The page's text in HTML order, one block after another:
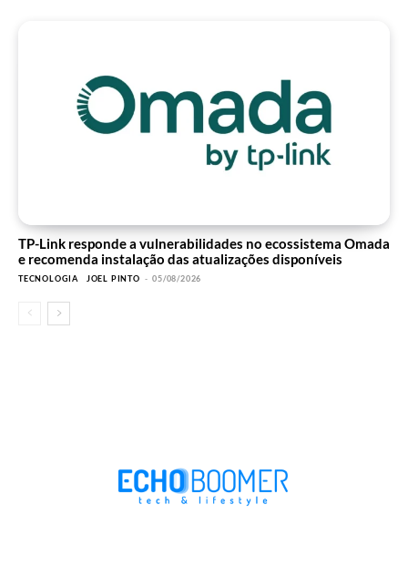
TP-Link responde a vulnerabilidades no ecossistema Omada
e recomenda instalação das atualizações disponíveis
TECNOLOGIA JOEL PINTO - 05/08/2026